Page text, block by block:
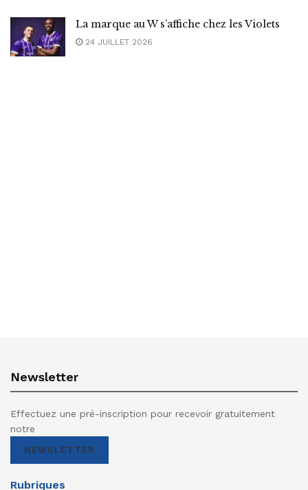
La marque au W s’affiche chez les Violets
24 JUILLET 2026
Newsletter
Effectuez une pré-inscription pour recevoir gratuitement
notre
NEWSLETTER
Rubriques